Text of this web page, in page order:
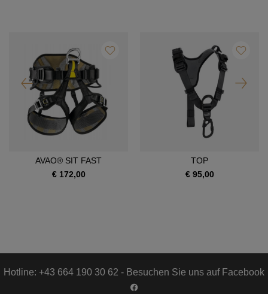
AVAO® SIT FAST
€ 172,00
TOP
€ 95,00
Hotline: +43 664 190 30 62 - Besuchen Sie uns auf Facebook